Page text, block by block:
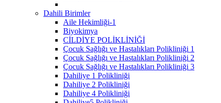
Dahili Birimler
Aile Hekimliği-1
Biyokimya
CİLDİYE POLİKLİNİĞİ
Çocuk Sağlığı ve Hastalıkları Polikliniği 1
Çocuk Sağlığı ve Hastalıkları Polikliniği 2
Çocuk Sağlığı ve Hastalıkları Polikliniği 3
Dahiliye 1 Polikliniği
Dahiliye 2 Polikliniği
Dahiliye 4 Polikliniği